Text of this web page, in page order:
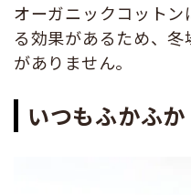
オーガニックコット
る効果があるため、冬
がありません。
いつもふかふか